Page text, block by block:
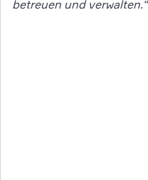
betreuen und verwalten.“